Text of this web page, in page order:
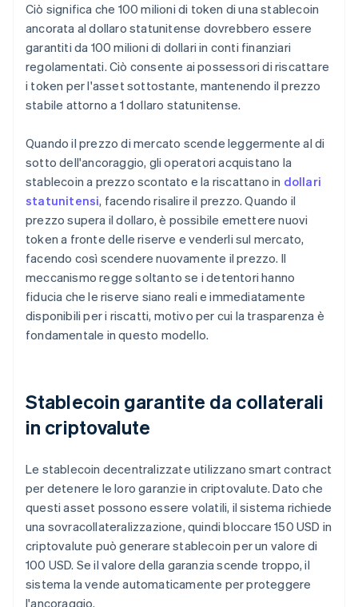
Ciò significa che 100 milioni di token di una stablecoin
ancorata al dollaro statunitense dovrebbero essere
garantiti da 100 milioni di dollari in conti finanziari
regolamentati. Ciò consente ai possessori di riscattare
i token per l'asset sottostante, mantenendo il prezzo
stabile attorno a 1 dollaro statunitense.
Quando il prezzo di mercato scende leggermente al di
sotto dell'ancoraggio, gli operatori acquistano la
stablecoin a prezzo scontato e la riscattano in dollari
statunitensi, facendo risalire il prezzo. Quando il
prezzo supera il dollaro, è possibile emettere nuovi
token a fronte delle riserve e venderli sul mercato,
facendo così scendere nuovamente il prezzo. Il
meccanismo regge soltanto se i detentori hanno
fiducia che le riserve siano reali e immediatamente
disponibili per i riscatti, motivo per cui la trasparenza è
fondamentale in questo modello.
Stablecoin garantite da collaterali
in criptovalute
Le stablecoin decentralizzate utilizzano smart contract
per detenere le loro garanzie in criptovalute. Dato che
questi asset possono essere volatili, il sistema richiede
una sovracollateralizzazione, quindi bloccare 150 USD in
criptovalute può generare stablecoin per un valore di
100 USD. Se il valore della garanzia scende troppo, il
sistema la vende automaticamente per proteggere
l'ancoraggio.